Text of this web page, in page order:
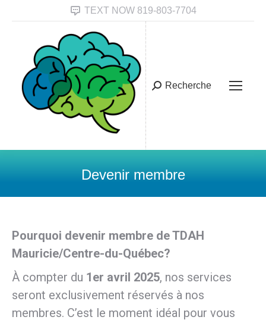
TEXT NOW 819-803-7704
Search:
Recherche
Devenir membre
Vous êtes ici :
Pourquoi devenir membre de TDAH
Mauricie/Centre-du-Québec?
À compter du 1er avril 2025, nos services
seront exclusivement réservés à nos
membres. C’est le moment idéal pour vous